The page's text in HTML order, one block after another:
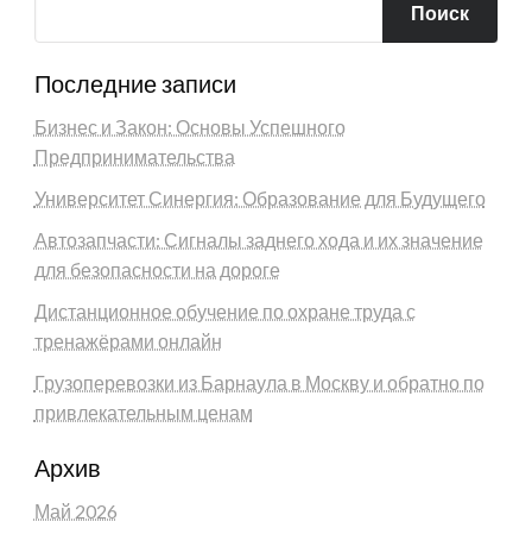
Поиск
Последние записи
Бизнес и Закон: Основы Успешного
Предпринимательства
Университет Синергия: Образование для Будущего
Автозапчасти: Сигналы заднего хода и их значение
для безопасности на дороге
Дистанционное обучение по охране труда с
тренажёрами онлайн
Грузоперевозки из Барнаула в Москву и обратно по
привлекательным ценам
Архив
Май 2026